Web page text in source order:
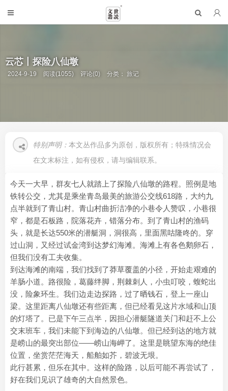
云芯丨探险八仙墩
2024-9-19 阅读(1055) 评论(0) 分类：旅记
特别声明： 本文丛作品多为原创，版权所有；特殊情况会
在文末标注，如有侵权，请与编辑联系。
今天一大早，群友七人就踏上了探险八仙墩的路程。照例是地
铁转公交，尤其是乘坐青岛最美的旅游公交线618路，大约九
点半就到了青山村。青山村曲折洁净的小巷令人赞叹，小巷很
窄，都是石板路，院落花卉，错落分布。到了青山村的渔码
头，就是长达550米的潜艇洞，洞很高，里面黑咕隆咚的。穿
过山洞，又经过试金湾到达梦幻海滩。海滩上有各色鹅卵石，
但我们没有工夫收集。
到达海滩的南端，我们找到了莽草覆盖的小径，开始走艰难的
羊肠小道。路很险，葛藤绊脚，荆棘刺人，小虫叮咬，蝮蛇出
没，险象环生。我们边走边探路，过了晒钱石，登上一座山
梁。这里距离八仙墩还有些距离，但已经看见这片水域和山顶
的灯塔了。已是下午三点半，因担心潜艇隧道关门和赶不上公
交末班车，我们未能下到海边的八仙墩。但已经到达的地方就
是崂山的最突出部位——崂山海岬了。这里是眺望东海的绝佳
位置，坐赏茫茫海天，船舶如芥，碧波无垠。
此行甚累，但乐在其中。这样的险路，以后可能不再尝试了，
好在我们见识了雄奇的大自然景色。